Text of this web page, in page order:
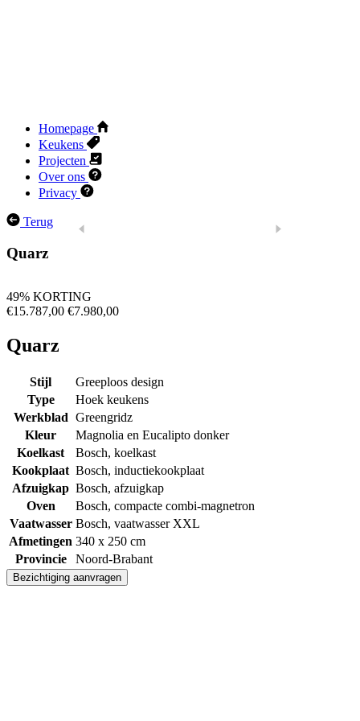
Homepage
Keukens
Projecten
Over ons
Privacy
Terug
Quarz
49% KORTING
€15.787,00 €7.980,00
Quarz
Stijl
Greeploos design
Type
Hoek keukens
Werkblad Greengridz
Kleur
Magnolia en Eucalipto donker
Koelkast
Bosch, koelkast
Kookplaat Bosch, inductiekookplaat
Afzuigkap Bosch, afzuigkap
Oven
Bosch, compacte combi-magnetron
Vaatwasser Bosch, vaatwasser XXL
Afmetingen 340 x 250 cm
Provincie
Noord-Brabant
Bezichtiging aanvragen